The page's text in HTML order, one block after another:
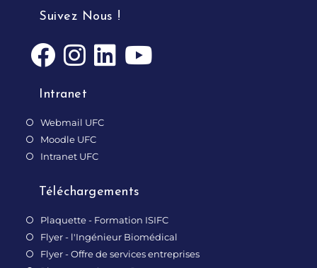
Suivez Nous !
Intranet
Webmail UFC
Moodle UFC
Intranet UFC
Téléchargements
Plaquette - Formation ISIFC
Flyer - l'Ingénieur Biomédical
Flyer - Offre de services entreprises